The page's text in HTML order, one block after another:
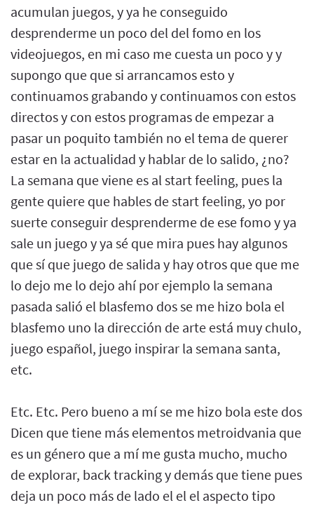
acumulan juegos, y ya he conseguido
desprenderme un poco del del fomo en los
videojuegos, en mi caso me cuesta un poco y y
supongo que que si arrancamos esto y
continuamos grabando y continuamos con estos
directos y con estos programas de empezar a
pasar un poquito también no el tema de querer
estar en la actualidad y hablar de lo salido, ¿no?
La semana que viene es al start feeling, pues la
gente quiere que hables de start feeling, yo por
suerte conseguir desprenderme de ese fomo y ya
sale un juego y ya sé que mira pues hay algunos
que sí que juego de salida y hay otros que que me
lo dejo me lo dejo ahí por ejemplo la semana
pasada salió el blasfemo dos se me hizo bola el
blasfemo uno la dirección de arte está muy chulo,
juego español, juego inspirar la semana santa,
etc.
Etc. Etc. Pero bueno a mí se me hizo bola este dos
Dicen que tiene más elementos metroidvania que
es un género que a mí me gusta mucho, mucho
de explorar, back tracking y demás que tiene pues
deja un poco más de lado el el el aspecto tipo